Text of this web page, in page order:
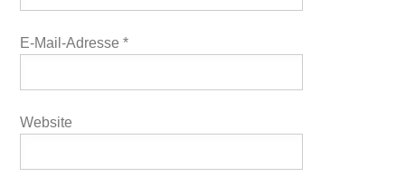
E-Mail-Adresse*
Website